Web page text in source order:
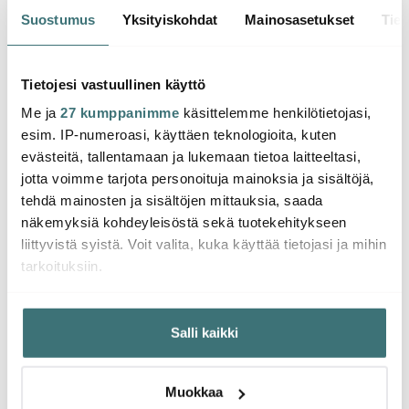
Suostumus Yksityiskohdat Mainosasetukset
Tietojesi vastuullinen käyttö
Me ja 27 kumppanimme käsittelemme henkilötietojasi,
esim. IP-numeroasi, käyttäen teknologioita, kuten
evästeitä, tallentamaan ja lukemaan tietoa laitteeltasi,
jotta voimme tarjota personoituja mainoksia ja sisältöjä,
tehdä mainosten ja sisältöjen mittauksia, saada
näkemyksiä kohdeyleisöstä sekä tuotekehitykseen
liittyvistä syistä. Voit valita, kuka käyttää tietojasi ja mihin
tarkoituksiin.
Jos sallit, haluamme myös tehdä seuraavia:
Kerätä tietoja maantieteellisestä sijainnistasi,
mahdollisesti muutaman metrin tarkkuudella
aktiivisesti (sormenjäljen muodostaminen)
Salli kaikki
Muokkaa
119.90 € 159.00 €
Saatavilla
94.78 €
Saatavilla
Saatat pitää myös näistä
-